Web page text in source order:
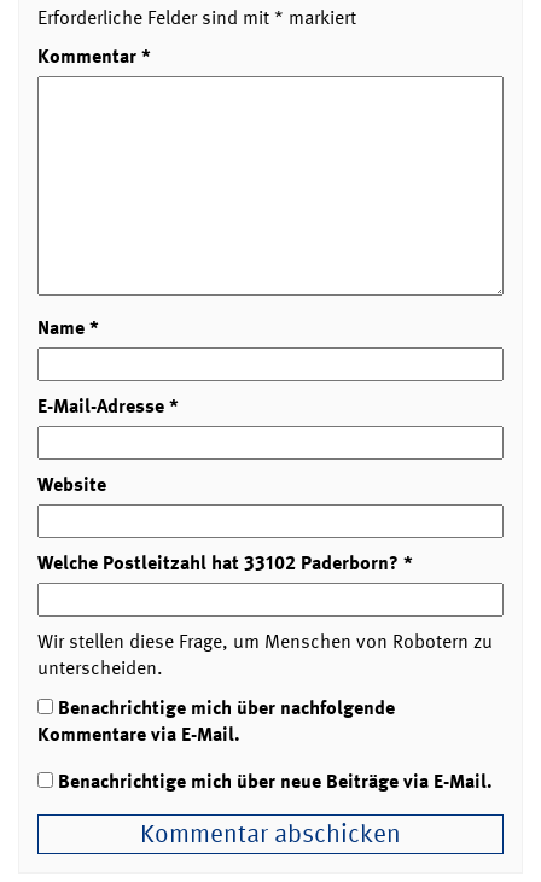
Erforderliche Felder sind mit * markiert
Kommentar*
Name*
E-Mail-Adresse*
Website
Welche Postleitzahl hat 33102 Paderborn? *
Wir stellen diese Frage, um Menschen von Robotern zu
unterscheiden.
Benachrichtige mich über nachfolgende
Kommentare via E-Mail.
Benachrichtige mich über neue Beiträge via E-Mail.